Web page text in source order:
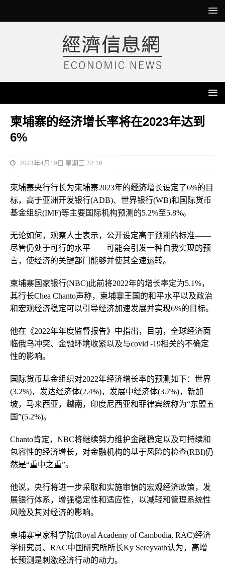
柬埔寨的经济增长率将在2023年达到
6%
2023年4月19日 星期三 22:16
柬埔寨央行行长为柬埔寨2023年的经济增长设定了6%的目
标，高于亚洲开发银行(ADB)、世界银行(WB)和国际货币
基金组织(IMF)等主要国际机构预测的5.2%至5.8%。
无论如何，观察人士表示，公开设定高于预期的标准——
尽管仍处于可行的水平——可能会引发一种自我实现的预
言，使经济的关键部门能够并使其全速运转。
柬埔寨国家银行(NBC)此前将2022年的增长率定为5.1%，
其行长Chea Chanto声称，柬埔寨王国的和平水平以及政治
和宏观经济稳定可以引导经济加速发展并实现6%的目标。
他在《2022年年度监督报告》中指出，目前，全球经济面
临俄乌冲突、金融环境收紧以及与covid -19相关的不确定
性的影响。
国际货币基金组织对2022年经济增长率的预测如下：世界
(3.2%)，发达经济体(2.4%)，发展中经济体(3.7%)，新加
坡，马来西亚， 越南，印度尼西亚和菲律宾统称为“东盟五
国”(5.2%)。
Chanto肯定，NBC将继续努力维护金融稳定以及可持续和
包容性的经济增长，对金融机构的基于风险的检查(RBI)仍
然是“重中之重”。
他说，央行将进一步采取和实施审慎的宏观经济政策，发
展银行体系，增强稳定性和适应性，以减轻和管理系统性
风险及其对经济的影响。
柬埔寨皇家科学院(Royal Academy of Cambodia, RAC)经济
学研究员、RAC中国研究所所长Ky Sereyvath认为，高增
长预测是刺激经济行动的动力。